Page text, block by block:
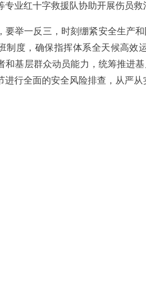
专业红十字救援队协助开展伤员
要举一反三，时刻绷紧安全生产
制度，确保指挥体系全天候高效
和基层群众动员能力，统筹推进
进行全面的安全风险排查，从严